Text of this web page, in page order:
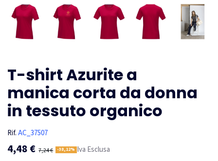
T-shirt Azurite a
manica corta da donna
in tessuto organico
Rif.AC_37507
4,48 € 7,24 € -38,12% Iva Esclusa